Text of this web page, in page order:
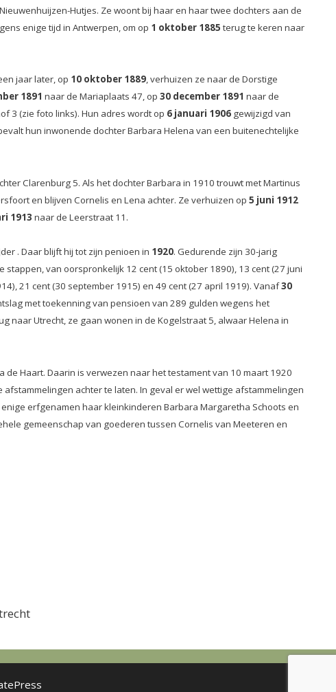
Hutjes. Ze woont bij haar en haar twee dochters aan de
enige tijd in Antwerpen, om op 1 oktober 1885 terug te keren naar
jaar later, op 10 oktober 1889, verhuizen ze naar de Dorstige
1891 naar de Mariaplaats 47, op 30 december 1891 naar de
3 (zie foto links). Hun adres wordt op 6 januari 1906 gewijzigd van
hun inwonende dochter Barbara Helena van een buitenechtelijke
Clarenburg 5. Als het dochter Barbara in 1910 trouwt met Martinus
en blijven Cornelis en Lena achter. Ze verhuizen op 5 juni 1912
1913 naar de Leerstraat 11.
. Daar blijft hij tot zijn penioen in 1920. Gedurende zijn 30-jarig
van oorspronkelijk 12 cent (15 oktober 1890), 13 cent (27 juni
21 cent (30 september 1915) en 49 cent (27 april 1919). Vanaf30
met toekenning van pensioen van 289 gulden wegens het
naar Utrecht, ze gaan wonen in de Kogelstraat 5, alwaar Helena in
Haart. Daarin is verwezen naar het testament van 10 maart 1920
achter te laten. In geval er wel wettige afstammelingen
erfgenamen haar kleinkinderen Barbara Margaretha Schoots en
gemeenschap van goederen tussen Cornelis van Meeteren en